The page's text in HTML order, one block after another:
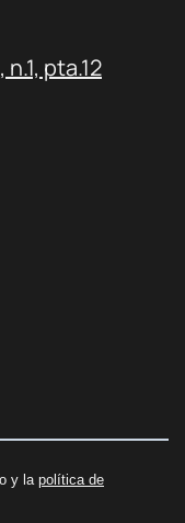
, n.1, pta.12